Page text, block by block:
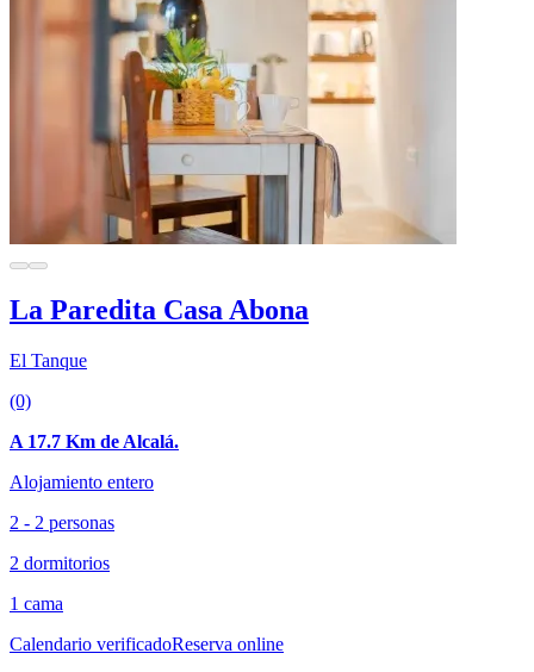
La Paredita Casa Abona
El Tanque
(0)
A 17.7 Km de Alcalá.
Alojamiento entero
2 - 2 personas
2 dormitorios
1 cama
Calendario verificadoReserva online